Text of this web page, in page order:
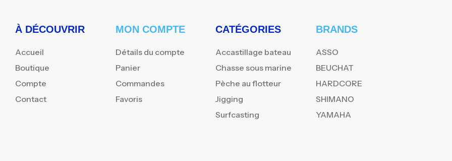
À DÉCOUVRIR
Accueil
Boutique
Compte
Contact
MON COMPTE
Détails du compte
Panier
Commandes
Favoris
CATÉGORIES
Accastillage bateau
Chasse sous marine
Pèche au flotteur
Jigging
Surfcasting
BRANDS
ASSO
BEUCHAT
HARDCORE
SHIMANO
YAMAHA